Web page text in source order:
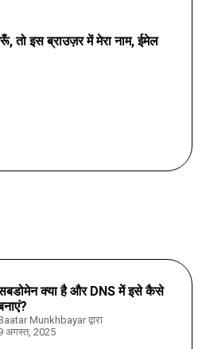
तो इस ब्राउज़र में मेरा नाम, ईमेल
क्या है और DNS में इसे कैसे
Munkhbayar द्वारा
अगस्त, 2025